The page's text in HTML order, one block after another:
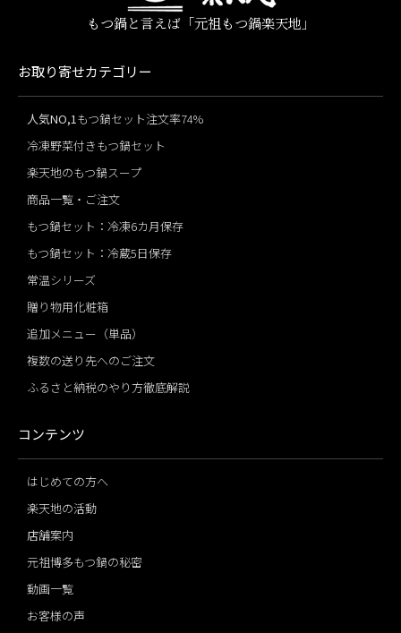
もつ鍋と言えば「元祖もつ鍋楽天地」
お取り寄せカテゴリー
人気NO,1もつ鍋セット注文率74%
冷凍野菜付きもつ鍋セット
楽天地のもつ鍋スープ
商品一覧・ご注文
もつ鍋セット：冷凍6カ月保存
もつ鍋セット：冷蔵5日保存
常温シリーズ
贈り物用化粧箱
追加メニュー（単品）
複数の送り先へのご注文
ふるさと納税のやり方徹底解説
コンテンツ
はじめての方へ
楽天地の活動
店舗案内
元祖博多もつ鍋の秘密
動画一覧
お客様の声